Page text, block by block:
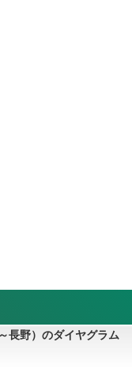
長野）のダイヤグラム